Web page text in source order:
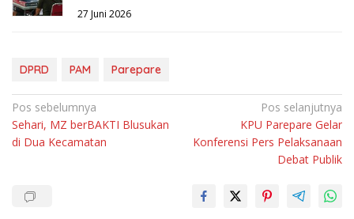
27 Juni 2026
DPRD PAM Parepare
Navigasi
pos
Pos sebelumnya
Sehari, MZ berBAKTI Blusukan
di Dua Kecamatan
Pos selanjutnya
KPU Parepare Gelar
Konferensi Pers Pelaksanaan
Debat Publik